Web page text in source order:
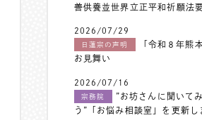
善供養並世界立正平和祈願法
2026/07/29
日蓮宗の声明
「令和８年熊
お見舞い
2026/07/16
宗務院
”お坊さんに聞いて
う”「お悩み相談室」を更新し